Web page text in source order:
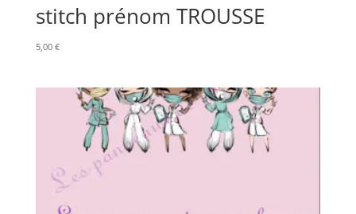
stitch prénom TROUSSE
5,00 €